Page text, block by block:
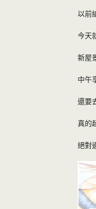
以前
今天
新屋
中午
還要
真的
絕對